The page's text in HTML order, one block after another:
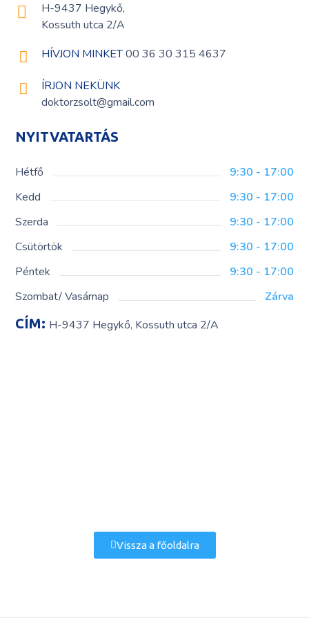
H-9437 Hegykő,
Kossuth utca 2/A
HÍVJON MINKET00 36 30 315 4637
ÍRJON NEKÜNK
doktorzsolt@gmail.com
NYITVATARTÁS
Hétfő
9:30 - 17:00
Kedd
9:30 - 17:00
Szerda
9:30 - 17:00
Csütörtök
9:30 - 17:00
Péntek
9:30 - 17:00
Szombat/ Vasárnap
Zárva
CÍM: H-9437 Hegykő, Kossuth utca 2/A
Vissza a főoldalra